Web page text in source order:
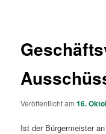
Veröffentlicht am16.
Ist der Bürgermeister